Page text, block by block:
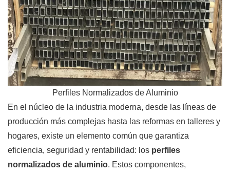
Perfiles Normalizados de Aluminio
En el núcleo de la industria moderna, desde las líneas de
producción más complejas hasta las reformas en talleres y
hogares, existe un elemento común que garantiza
eficiencia, seguridad y rentabilidad: los perfiles
normalizados de aluminio. Estos componentes,